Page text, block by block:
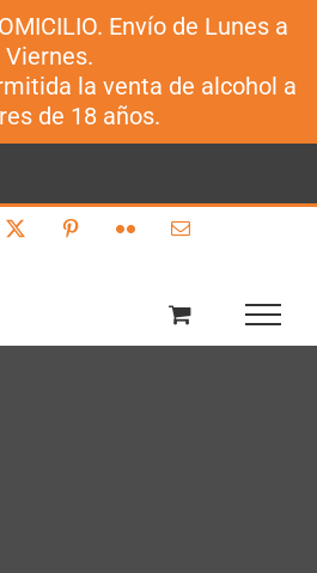
Envío de Lunes a
Viernes.
la venta de alcohol a
de 18 años.
PinterestFlickr Correo
Garrido